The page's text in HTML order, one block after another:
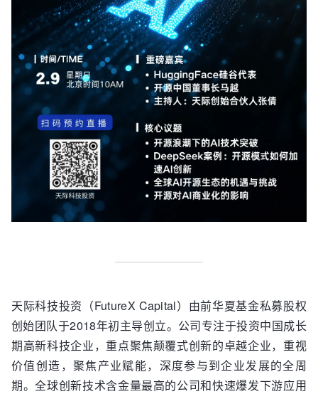
天际科技投资（FutureX Capital）由前华夏基金私募股权
创始团队于2018年初主导创立。公司专注于投资中国成长
期高新科技企业，重点聚焦颠覆式创新的卓越企业，重视
价值创造，聚焦产业赋能，深度参与到企业发展的全周
期。全球创新技术含金量最高的公司和快速爆发下游应用